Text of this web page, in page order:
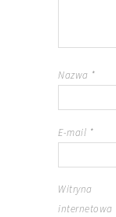
Nazwa *
E-mail *
Witryna
internetowa